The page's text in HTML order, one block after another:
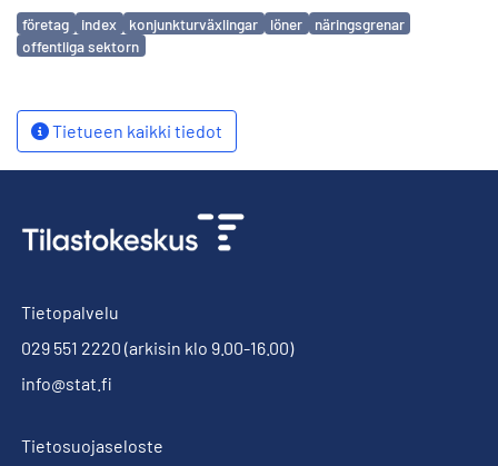
Avainsanat
företag index konjunkturväxlingar löner
näringsgrenar
offentliga sektorn
Tietueen kaikki tiedot
Tietopalvelu
029 551 2220 (arkisin klo 9.00-16.00)
info@stat.fi
Tietosuojaseloste